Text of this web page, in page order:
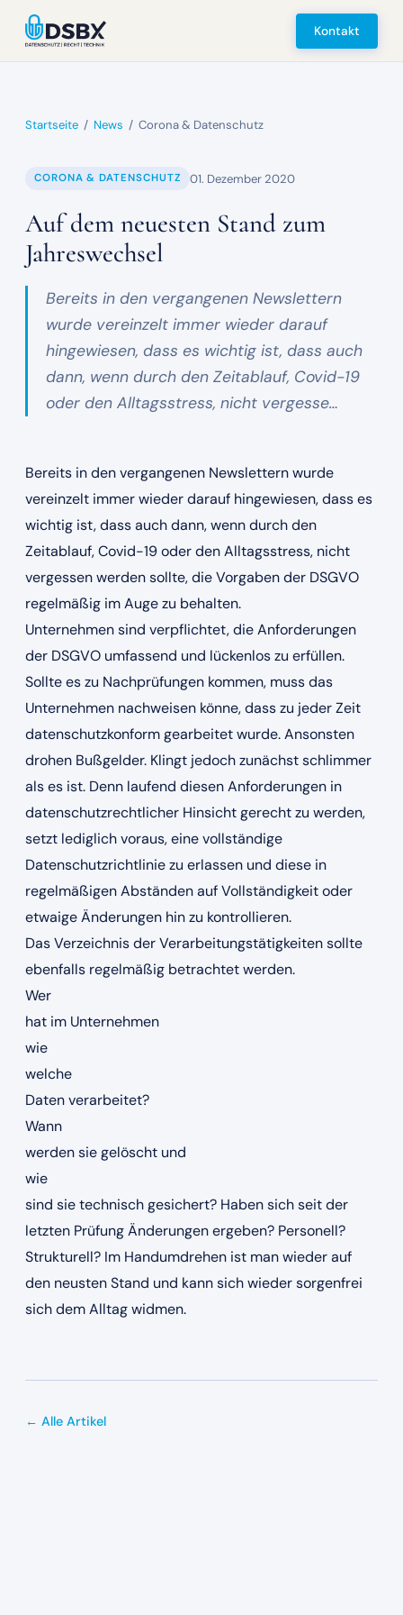
Kontakt
Startseite / News / Corona & Datenschutz
CORONA & DATENSCHUTZ 01. Dezember 2020
Auf dem neuesten Stand zum
Jahreswechsel
Bereits in den vergangenen Newslettern
wurde vereinzelt immer wieder darauf
hingewiesen, dass es wichtig ist, dass auch
dann, wenn durch den Zeitablauf, Covid-19
oder den Alltagsstress, nicht vergesse…
Bereits in den vergangenen Newslettern wurde
vereinzelt immer wieder darauf hingewiesen, dass es
wichtig ist, dass auch dann, wenn durch den
Zeitablauf, Covid-19 oder den Alltagsstress, nicht
vergessen werden sollte, die Vorgaben der DSGVO
regelmäßig im Auge zu behalten.
Unternehmen sind verpflichtet, die Anforderungen
der DSGVO umfassend und lückenlos zu erfüllen.
Sollte es zu Nachprüfungen kommen, muss das
Unternehmen nachweisen könne, dass zu jeder Zeit
datenschutzkonform gearbeitet wurde. Ansonsten
drohen Bußgelder. Klingt jedoch zunächst schlimmer
als es ist. Denn laufend diesen Anforderungen in
datenschutzrechtlicher Hinsicht gerecht zu werden,
setzt lediglich voraus, eine vollständige
Datenschutzrichtlinie zu erlassen und diese in
regelmäßigen Abständen auf Vollständigkeit oder
etwaige Änderungen hin zu kontrollieren.
Das Verzeichnis der Verarbeitungstätigkeiten sollte
ebenfalls regelmäßig betrachtet werden.
Wer
hat im Unternehmen
wie
welche
Daten verarbeitet?
Wann
werden sie gelöscht und
wie
sind sie technisch gesichert? Haben sich seit der
letzten Prüfung Änderungen ergeben? Personell?
Strukturell? Im Handumdrehen ist man wieder auf
den neusten Stand und kann sich wieder sorgenfrei
sich dem Alltag widmen.
← Alle Artikel